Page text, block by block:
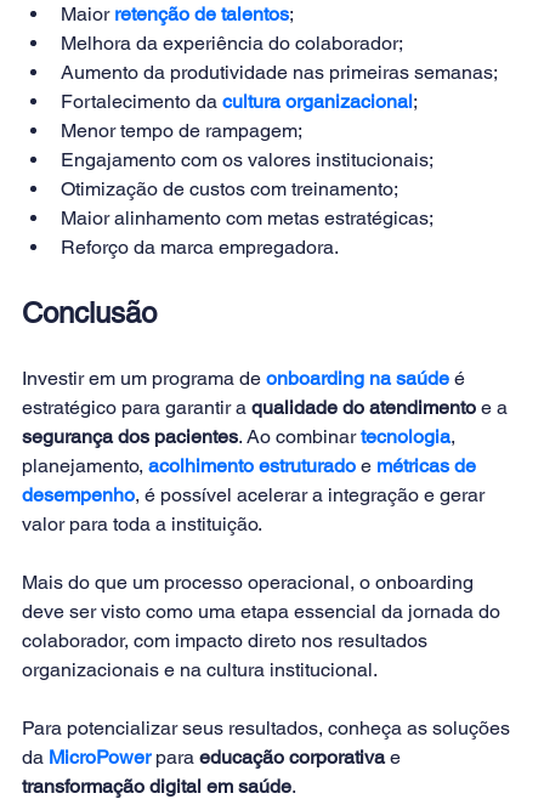
Maior retenção de talentos;
Melhora da experiência do colaborador;
Aumento da produtividade nas primeiras semanas;
Fortalecimento da cultura organizacional;
Menor tempo de rampagem;
Engajamento com os valores institucionais;
Otimização de custos com treinamento;
Maior alinhamento com metas estratégicas;
Reforço da marca empregadora.
Conclusão
Investir em um programa de onboarding na saúde é
estratégico para garantir a qualidade do atendimento e a
segurança dos pacientes. Ao combinar tecnologia,
planejamento, acolhimento estruturado e métricas de
desempenho, é possível acelerar a integração e gerar
valor para toda a instituição.
Mais do que um processo operacional, o onboarding
deve ser visto como uma etapa essencial da jornada do
colaborador, com impacto direto nos resultados
organizacionais e na cultura institucional.
Para potencializar seus resultados, conheça as soluções
da MicroPower para educação corporativa e
transformação digital em saúde.